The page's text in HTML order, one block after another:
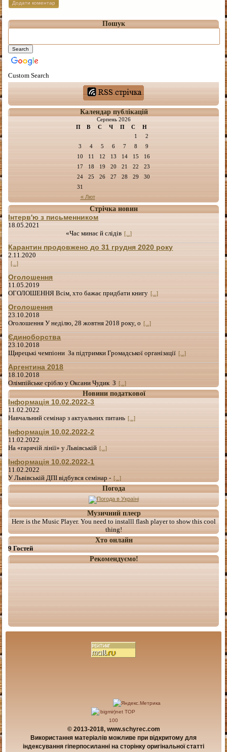
Пошук
Custom Search
Календар публікацій
Серпень 2026
П
В С Ч П С Н
« Лют
1
2
3
4 5 6 7 8
9
10
11 12 13 14 15
16
17
18 19 20 21 22
23
24
25 26 27 28 29
30
31
Стрічка новин
Інтерв'ю з письменником
18.05.2021
«Час минає й слідів [...]
Карантин продовжено до 31 грудня 2020 року
2.11.2020
[...]
Оголошення
11.05.2019
ОГОЛОШЕННЯ Всім, хто бажає придбати книгу [...]
Оголошення
23.10.2018
Оголошення У неділю, 28 жовтня 2018 року, о [...]
Єдиноборства
23.10.2018
Щирецькі чемпіони За підтримки Громадської організації [...]
Аргентина 2018
18.10.2018
Олімпійське срібло у Оксани Чудик З [...]
Новини податкової
Інформація 10.02.2022-3
11.02.2022
Навчальний семінар з актуальних питань [...]
Інформація 10.02.2022-2
11.02.2022
На «гарячій лінії» у Львівській [...]
Інформація 10.02.2022-1
11.02.2022
У Львівській ДПІ відбувся семінар - [...]
Погода
Музичний плеєр
Here is the Music Player. You need to installl flash player to show this cool
thing!
Хто онлайн
9 Гостей
Рекомендуємо!
© 2013-2018, www.schyrec.com
Використання матеріалів можливе при відкритому для
індексування гіперпосиланні на сторінку оригінальної статті